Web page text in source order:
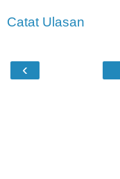
Catat Ulasan
‹